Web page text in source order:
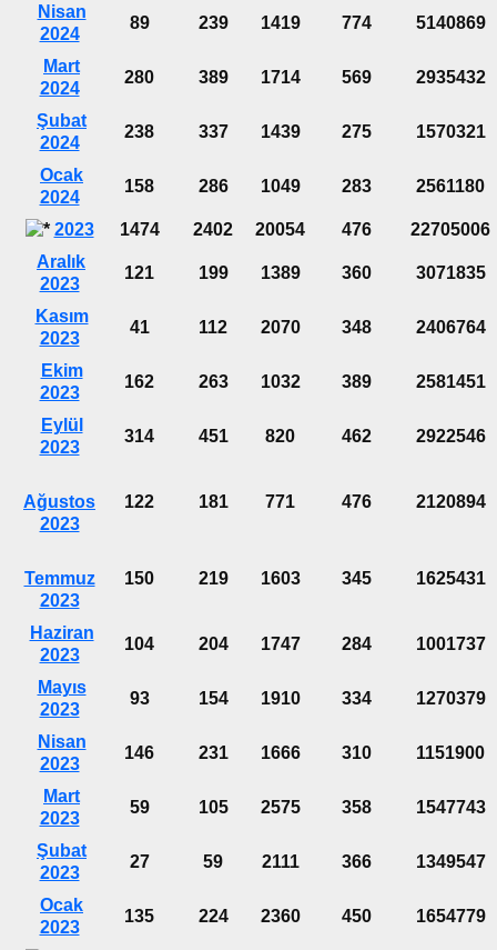
Nisan
2024
89 239 1419 774 5140869
Mart
2024
280 389 1714 569 2935432
Şubat
2024
238 337 1439 275 1570321
Ocak
2024
158 286 1049 283 2561180
2023 1474 2402 20054 476
22705006
Aralık
2023
121 199 1389 360 3071835
Kasım
2023
41 112 2070 348 2406764
Ekim
2023
162 263 1032 389 2581451
Eylül
2023
314 451 820 462 2922546
Ağustos
2023
122 181 771 476 2120894
Temmuz
2023
150 219 1603 345 1625431
Haziran
2023
104 204 1747 284 1001737
Mayıs
2023
93 154 1910 334 1270379
Nisan
2023
146 231 1666 310 1151900
Mart
2023
59 105 2575 358 1547743
Şubat
2023
27 59 2111 366 1349547
Ocak
2023
135 224 2360 450 1654779